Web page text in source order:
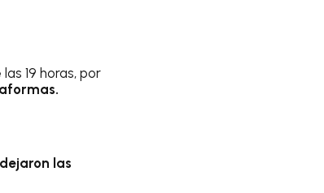
19 horas, por
las